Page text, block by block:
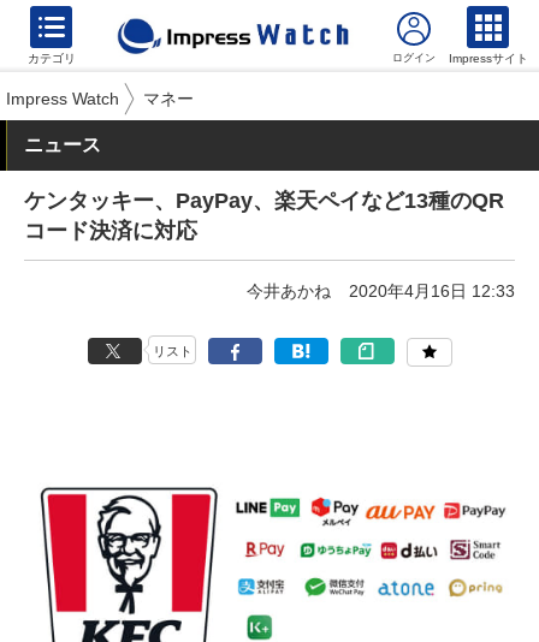
カテゴリ Impressサイト
Impress Watch マネー
ニュース
ケンタッキー、PayPay、楽天ペイなど13種のQR
コード決済に対応
今井あかね 2020年4月16日 12:33
リスト